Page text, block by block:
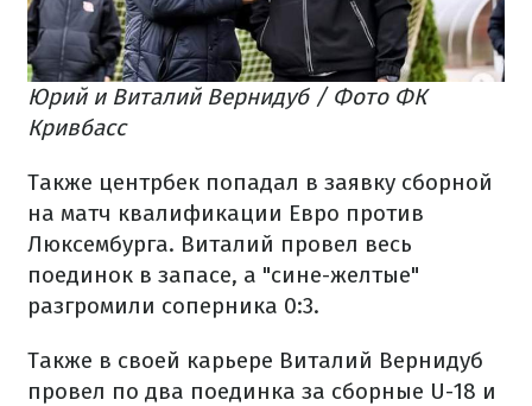
Юрий и Виталий Вернидуб / Фото ФК
Кривбасс
Также центрбек попадал в заявку сборной
на матч квалификации Евро против
Люксембурга. Виталий провел весь
поединок в запасе, а "сине-желтые"
разгромили соперника 0:3.
Также в своей карьере Виталий Вернидуб
провел по два поединка за сборные U-18 и